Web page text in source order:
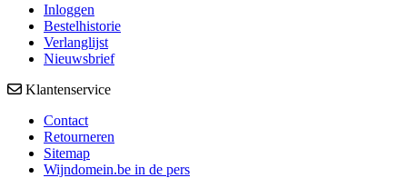
Inloggen
Bestelhistorie
Verlanglijst
Nieuwsbrief
Klantenservice
Contact
Retourneren
Sitemap
Wijndomein.be in de pers